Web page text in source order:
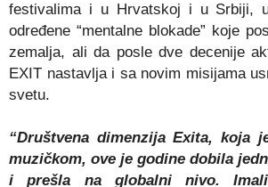
festivalima i u Hrvatskoj i u Srbiji,
određene “mentalne blokade” koje
zemalja, ali da posle dve decenije
EXIT nastavlja i sa novim misijama
svetu.
“Društvena dimenzija Exita, koja
muzičkom, ove je godine dobila
i prešla na globalni nivo.